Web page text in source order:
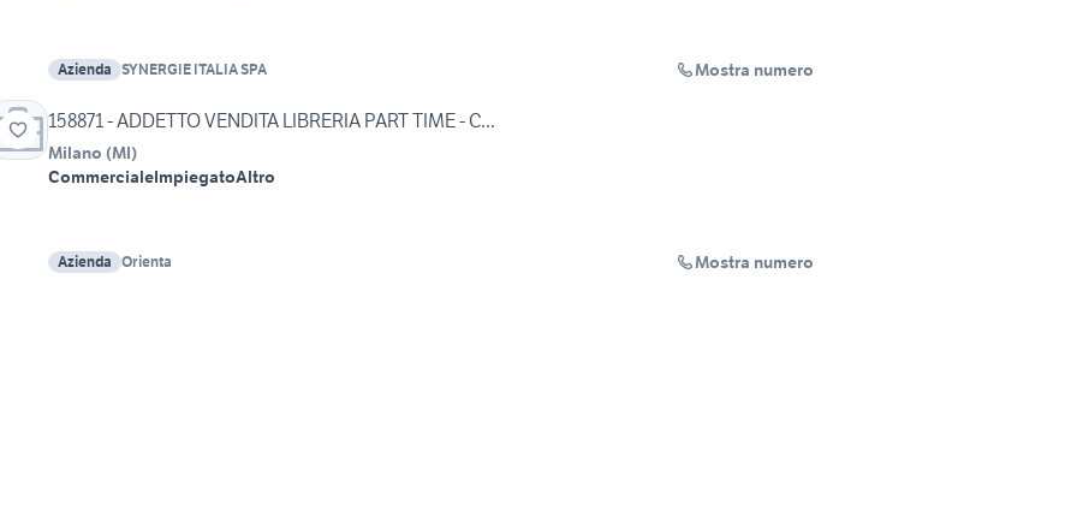
Azienda SYNERGIE ITALIA SPA Mostra numero
158871 - ADDETTO VENDITA LIBRERIA PART TIME - C...
Milano (MI)
CommercialeImpiegatoAltro
Azienda Orienta Mostra numero